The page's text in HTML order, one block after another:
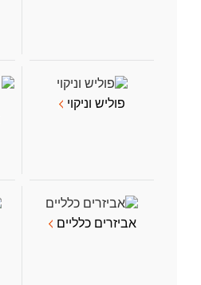
פוליש וניקוי
אביזרים כלליים